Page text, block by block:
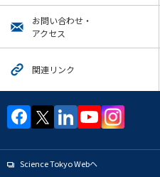
お問い合わせ・
アクセス
関連リンク
Science Tokyo Webヘ